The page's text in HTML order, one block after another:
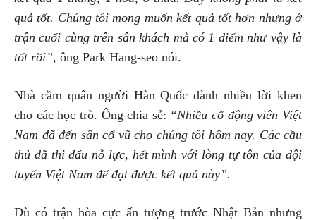
quả tốt. Chúng tôi mong muốn kết quả tốt hơn nhưng ở
trận cuối cùng trên sân khách mà có 1 điểm như vậy là
tốt rồi”, ông Park Hang-seo nói.
Nhà cầm quân người Hàn Quốc dành nhiều lời khen
cho các học trò. Ông chia sẻ: “Nhiều cổ động viên Việt
Nam đã đến sân cổ vũ cho chúng tôi hôm nay. Các cầu
thủ đã thi đấu nỗ lực, hết mình với lòng tự tôn của đội
tuyển Việt Nam để đạt được kết quả này”.
Dù có trận hòa cực ấn tượng trước Nhật Bản nhưng